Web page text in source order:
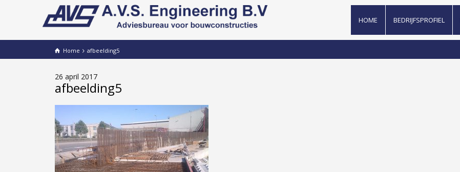
HOME BEDRIJFSPROFIEL
Home afbeelding5
26 april 2017
afbeelding5